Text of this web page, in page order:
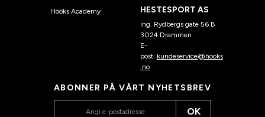
Hööks Academy
HESTESPORT AS
Ing. Rydbergs gate 56 B
3024 Drammen
E-
post: kundeservice@hooks
.no
ABONNER PÅ VÅRT NYHETSBREV
OK